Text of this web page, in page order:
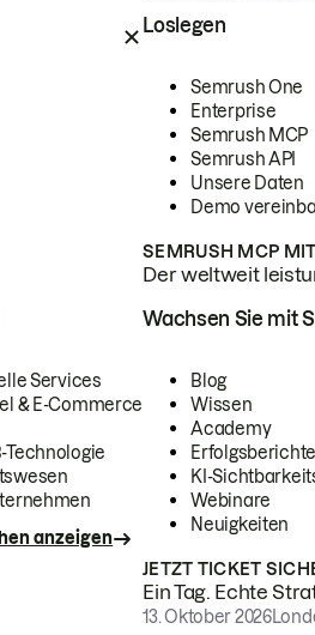
Loslegen
Semrush One
Enterprise
Semrush MCP
Semrush API
Unsere Daten
Demo
SEMRUSH MCP
Der weltweit
Services
& E-Commerce
Technologie
anzeigen
Wachsen Sie mit
Blog
Wissen
Academy
Erfolgsberichte
KI-
Webinare
Neuigkeiten
JETZT TICKET
Ein Tag. Echte
13. Oktober 2026